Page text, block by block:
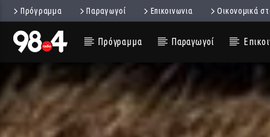
Πρόγραμμα Παραγωγοί Επικοινωνια Οικονομικά
Πρόγραμμα Παραγωγοί